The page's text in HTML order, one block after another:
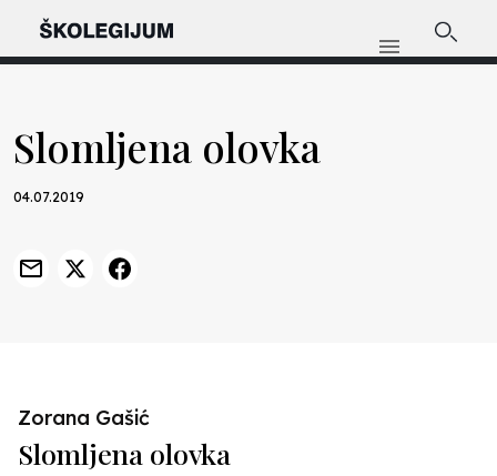
Slomljena olovka
04.07.2019
Zorana Gašić
Slomljena olovka